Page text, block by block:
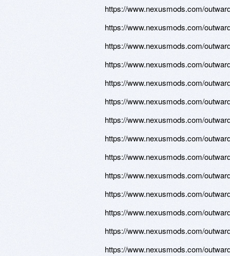
https://www.nexusmods.com/
https://www.nexusmods.com/
https://www.nexusmods.com/
https://www.nexusmods.com/
https://www.nexusmods.com/
https://www.nexusmods.com/
https://www.nexusmods.com/
https://www.nexusmods.com/
https://www.nexusmods.com/
https://www.nexusmods.com/
https://www.nexusmods.com/
https://www.nexusmods.com/
https://www.nexusmods.com/
https://www.nexusmods.com/